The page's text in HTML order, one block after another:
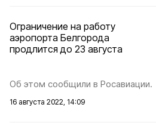
Ограничение на работу
аэропорта Белгорода
продлится до 23 августа
Об этом сообщили в Росавиации.
16 августа 2022, 14:09